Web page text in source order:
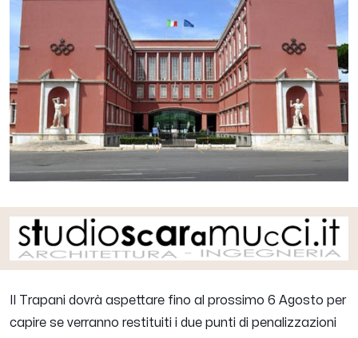
Il Trapani dovrà aspettare fino al prossimo 6 Agosto per
capire se verranno restituiti i due punti di penalizzazioni